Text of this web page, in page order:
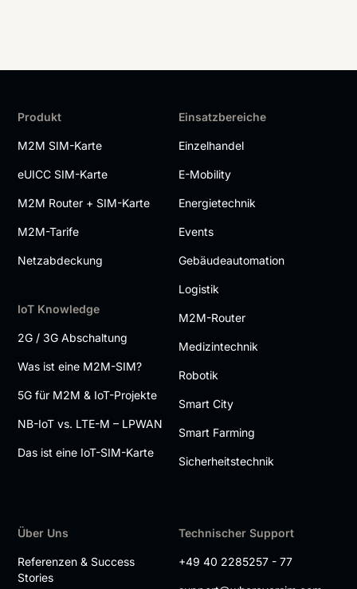
Produkt
M2M SIM-Karte
eUICC SIM-Karte
M2M Router + SIM-Karte
M2M-Tarife
Netzabdeckung
IoT Knowledge
2G / 3G Abschaltung
Was ist eine M2M-SIM?
5G für M2M & IoT-Projekte
NB-IoT vs. LTE-M – LPWAN
Das ist eine IoT-SIM-Karte
Einsatzbereiche
Einzelhandel
E-Mobility
Energietechnik
Events
Gebäudeautomation
Logistik
M2M-Router
Medizintechnik
Robotik
Smart City
Smart Farming
Sicherheitstechnik
Über Uns
Referenzen & Success
Stories
Technischer Support
+49 40 2285257 - 77